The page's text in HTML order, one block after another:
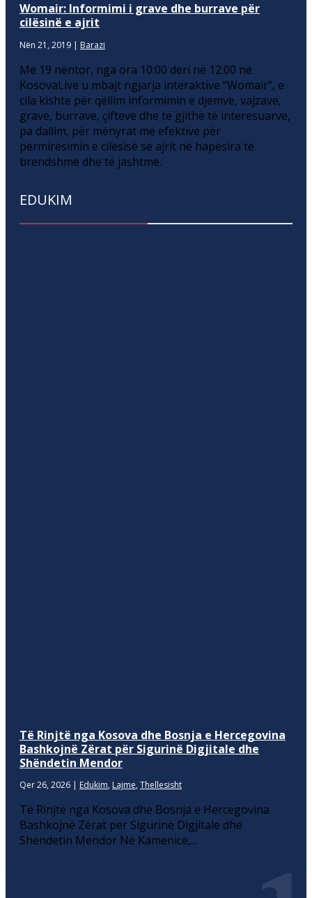
Womair: Informimi i grave dhe burrave për
cilësinë e ajrit
Nën 21, 2019 | Barazi
Më 19 nëntor, nga ora 10:00 deri në 12:00 në
KosovaLive u mbajt ngjarja interaktive “Womair”, e
cila kishte për qëllim informimin e djemve, vajzave,
grave, burrave, çifteve dhe të gjithë të interesuarve,
pa dallim, për mënyrat më efektive për
përmirësimin e cilësisë së ajrit në hapësira të
brendshme dhe të jashtme.
EDUKIM
Të Rinjtë nga Kosova dhe Bosnja e Hercegovina
Bashkojnë Zërat për Sigurinë Digjitale dhe
Shëndetin Mendor
Qer 26, 2026 | Edukim, Lajme, Thellesisht
Të Rinjtë nga Kosova dhe Bosnja e Hercegovina
Bashkojnë Zërat për Sigurinë Digjitale dhe
Shëndetin Mendor Në Kamenicë,...